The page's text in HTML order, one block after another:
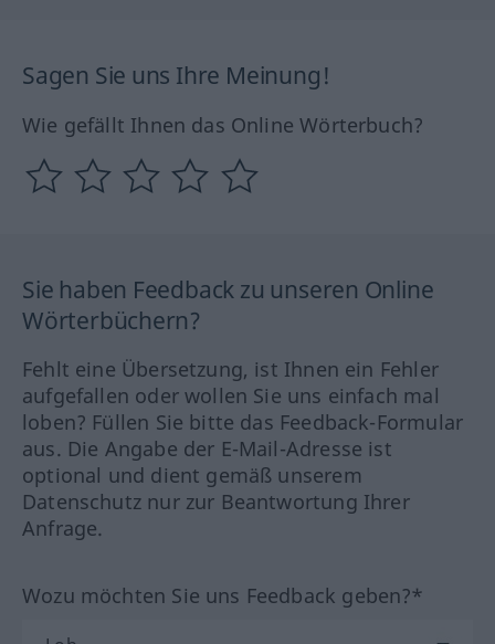
Sagen Sie uns Ihre Meinung!
Wie gefällt Ihnen das Online Wörterbuch?
Sie haben Feedback zu unseren Online
Wörterbüchern?
Fehlt eine Übersetzung, ist Ihnen ein Fehler
aufgefallen oder wollen Sie uns einfach mal
loben? Füllen Sie bitte das Feedback-Formular
aus. Die Angabe der E-Mail-Adresse ist
optional und dient gemäß unserem
Datenschutz nur zur Beantwortung Ihrer
Anfrage.
Wozu möchten Sie uns Feedback geben?*